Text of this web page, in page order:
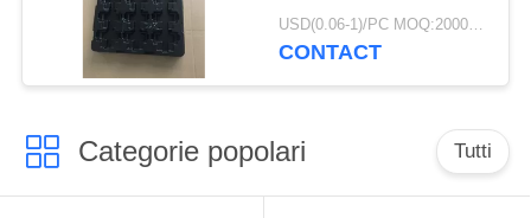
contenitore di bolla del
PWB
USD(0.06-1)/PC MOQ:2000pcs
CONTACT
Categorie popolari Tutti